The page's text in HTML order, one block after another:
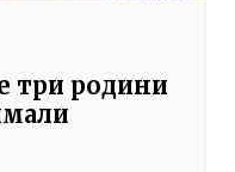
три родини